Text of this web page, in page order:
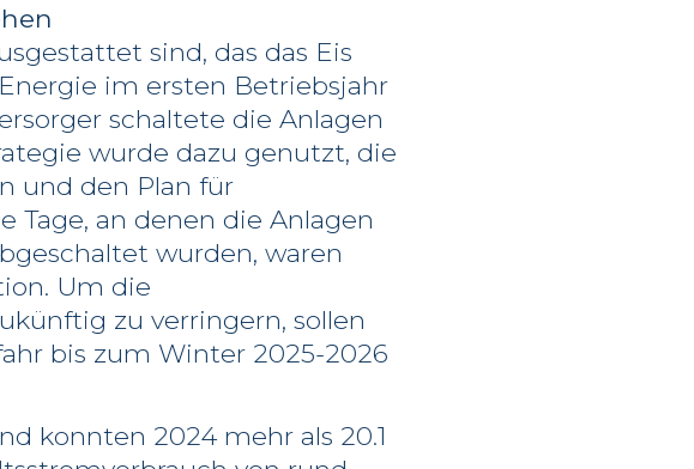
sind, das das Eis
im ersten Betriebsjahr
schaltete die Anlagen
wurde dazu genutzt, die
und den Plan für
an denen die Anlagen
wurden, waren
Um die
zu verringern, sollen
bis zum Winter 2025-2026
konnten 2024 mehr als 20.1